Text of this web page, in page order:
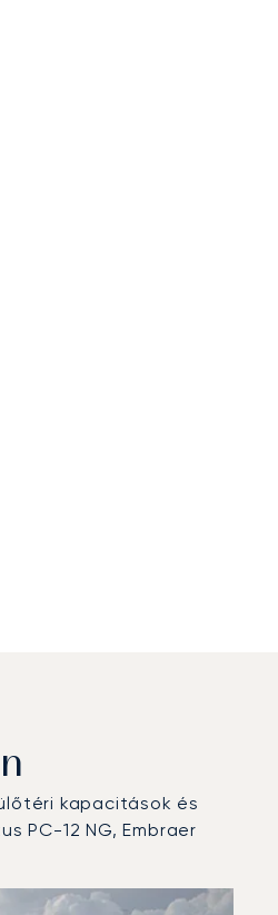
kapacitások és
PC-12 NG, Embraer